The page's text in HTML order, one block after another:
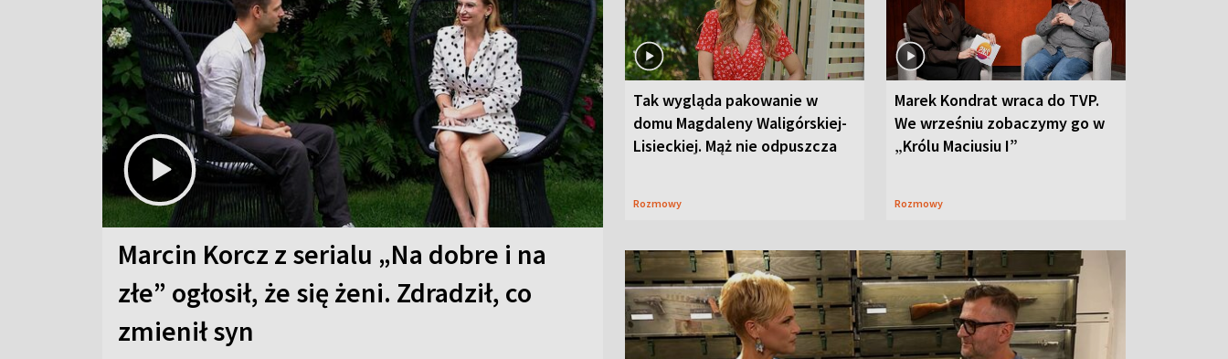
Marcin Korcz z serialu „Na dobre i na
złe” ogłosił, że się żeni. Zdradził, co
zmienił syn
Tak wygląda pakowanie w
domu Magdaleny Waligórskiej-
Lisieckiej. Mąż nie odpuszcza
Rozmowy
Marek Kondrat wraca do TVP.
We wrześniu zobaczymy go w
„Królu Maciusiu I”
Rozmowy